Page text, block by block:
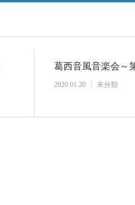
葛西音風音楽会～
2020.01.20 未分類